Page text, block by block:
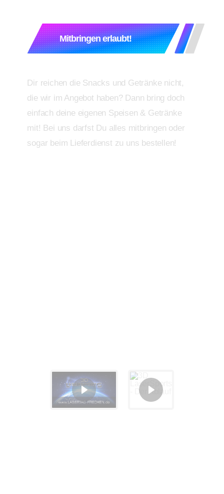
Mitbringen erlaubt!
Dir reichen die Snacks und Getränke nicht,
die wir im Angebot haben? Dann bring doch
einfach deine eigenen Speisen & Getränke
mit! Bei uns darfst Du alles mitbringen oder
sogar beim Lieferdienst zu uns bestellen!